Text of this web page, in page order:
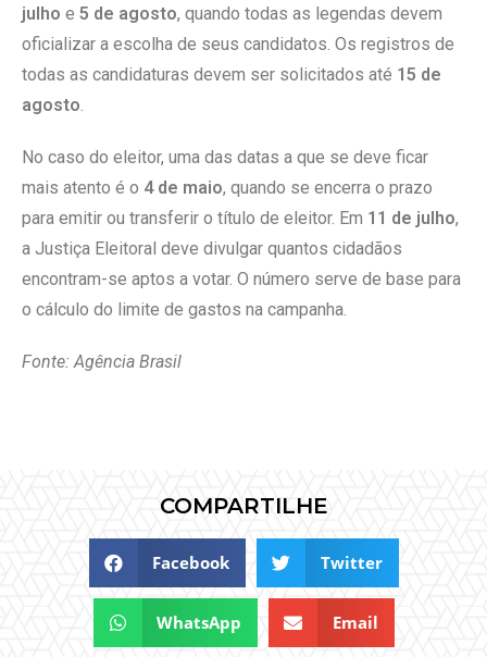
julho e 5 de agosto, quando todas as legendas devem
oficializar a escolha de seus candidatos. Os registros de
todas as candidaturas devem ser solicitados até 15 de
agosto
No caso do eleitor, uma das datas a que se deve ficar
mais atento é o 4 de maio, quando se encerra o prazo
para emitir ou transferir o título de eleitor. Em 11 de julho,
a Justiça Eleitoral deve divulgar quantos cidadãos
encontram-se aptos a votar. O número serve de base para
o cálculo do limite de gastos na campanha.
Fonte: Agência Brasil
COMPARTILHE
Facebook Twitter
WhatsApp Email